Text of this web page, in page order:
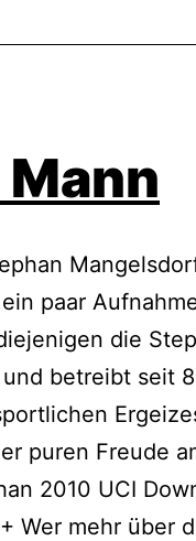
paar
die
betreibt seit
puren Freude
2010 UCI
Wer mehr über